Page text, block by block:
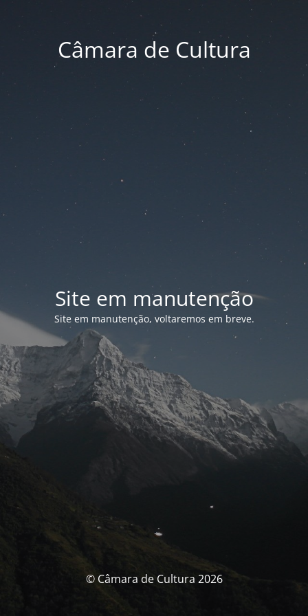
Câmara de Cultura
Site em manutenção
Site em manutenção, voltaremos em breve.
© Câmara de Cultura 2026